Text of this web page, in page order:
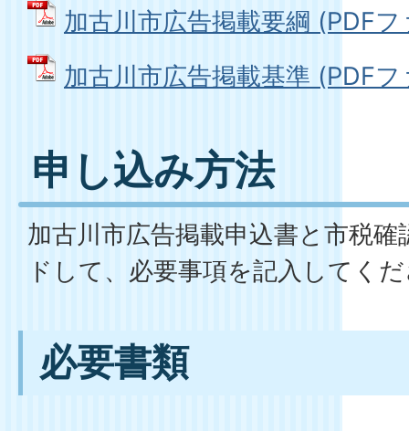
加古川市広告掲載要綱 (PDFフ
加古川市広告掲載基準 (PDF
申し込み方法
加古川市広告掲載申込書と市税
ドして、必要事項を記入してく
必要書類